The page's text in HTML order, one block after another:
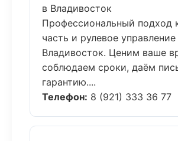
в Владивосток
Профессиональный подход
часть и рулевое управление
Владивосток. Ценим ваше
соблюдаем сроки, даём
гарантию....
Телефон: 8 (921) 333 36 77